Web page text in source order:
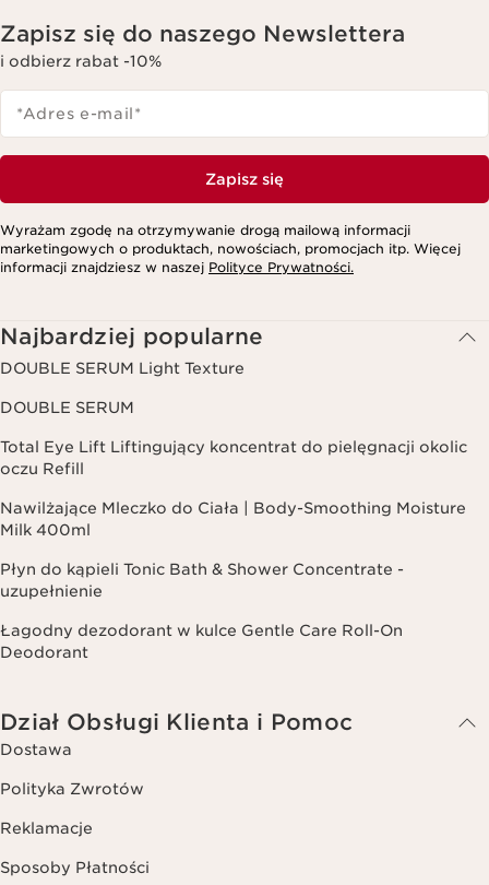
Zapisz się do naszego Newslettera
i odbierz rabat -10%
*Adres e-mail*
Zapisz się
Wyrażam zgodę na otrzymywanie drogą mailową informacji
marketingowych o produktach, nowościach, promocjach itp. Więcej
informacji znajdziesz w naszej Polityce Prywatności.
Najbardziej popularne
DOUBLE SERUM Light Texture
DOUBLE SERUM
Total Eye Lift Liftingujący koncentrat do pielęgnacji okolic
oczu Refill
Nawilżające Mleczko do Ciała | Body-Smoothing Moisture
Milk 400ml
Płyn do kąpieli Tonic Bath & Shower Concentrate -
uzupełnienie
Łagodny dezodorant w kulce Gentle Care Roll-On
Deodorant
Dział Obsługi Klienta i Pomoc
Dostawa
Polityka Zwrotów
Reklamacje
Sposoby Płatności